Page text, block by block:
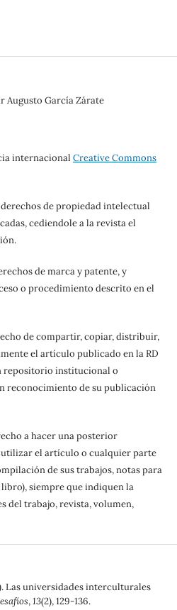
Augusto García Zárate
internacional Creative Commons
de propiedad intelectual
cediendole a la revista el
de marca y patente, y
o procedimiento descrito en el
de compartir, copiar, distribuir,
el artículo publicado en la RD
repositorio institucional o
reconocimiento de su publicación
a hacer una posterior
el artículo o cualquier parte
de sus trabajos, notas para
siempre que indiquen la
del trabajo, revista, volumen,
Las universidades interculturales
,13(2), 129-136.